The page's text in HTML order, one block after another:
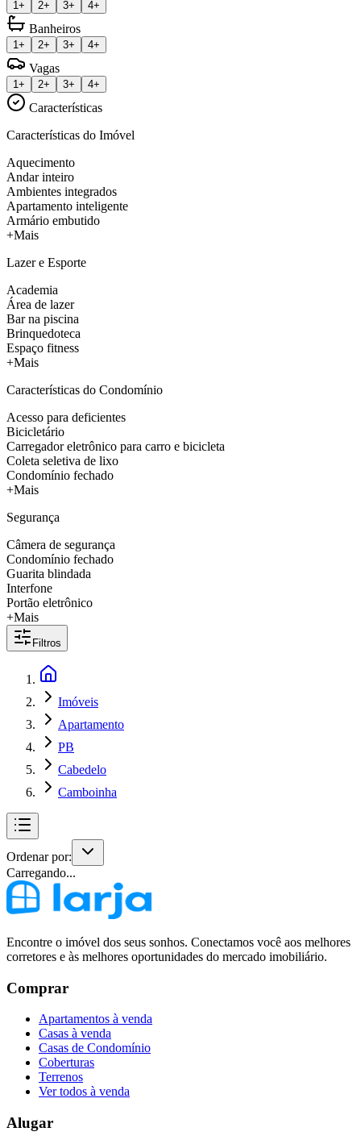
1+ 2+ 3+ 4+
Banheiros
1+ 2+ 3+ 4+
Vagas
1+ 2+ 3+ 4+
Características
Características do Imóvel
Aquecimento
Andar inteiro
Ambientes integrados
Apartamento inteligente
Armário embutido
+Mais
Lazer e Esporte
Academia
Área de lazer
Bar na piscina
Brinquedoteca
Espaço fitness
+Mais
Características do Condomínio
Acesso para deficientes
Bicicletário
Carregador eletrônico para carro e bicicleta
Coleta seletiva de lixo
Condomínio fechado
+Mais
Segurança
Câmera de segurança
Condomínio fechado
Guarita blindada
Interfone
Portão eletrônico
+Mais
Filtros
Imóveis
Apartamento
PB
Cabedelo
Camboinha
Ordenar por:
Carregando...
Encontre o imóvel dos seus sonhos. Conectamos você aos melhores
corretores e às melhores oportunidades do mercado imobiliário.
Comprar
Apartamentos à venda
Casas à venda
Casas de Condomínio
Coberturas
Terrenos
Ver todos à venda
Alugar